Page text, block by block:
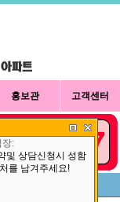
홍보관 고객센터